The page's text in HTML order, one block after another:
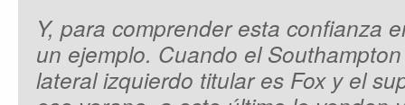
Y, para comprender esta confianza
un ejemplo. Cuando el
lateral izquierdo titular es Fox y el